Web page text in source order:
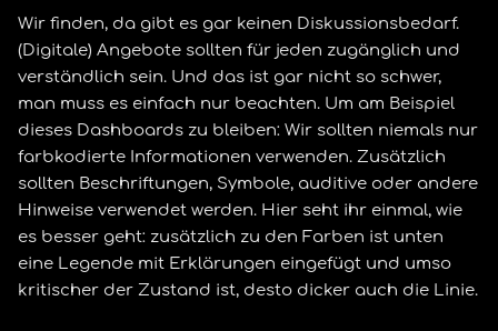
Wir finden, da gibt es gar keinen Diskussionsbedarf.
(Digitale) Angebote sollten für jeden zugänglich und
verständlich sein. Und das ist gar nicht so schwer,
man muss es einfach nur beachten. Um am Beispiel
dieses Dashboards zu bleiben: Wir sollten niemals nur
farbkodierte Informationen verwenden. Zusätzlich
sollten Beschriftungen, Symbole, auditive oder andere
Hinweise verwendet werden. Hier seht ihr einmal, wie
es besser geht: zusätzlich zu den Farben ist unten
eine Legende mit Erklärungen eingefügt und umso
kritischer der Zustand ist, desto dicker auch die Linie.